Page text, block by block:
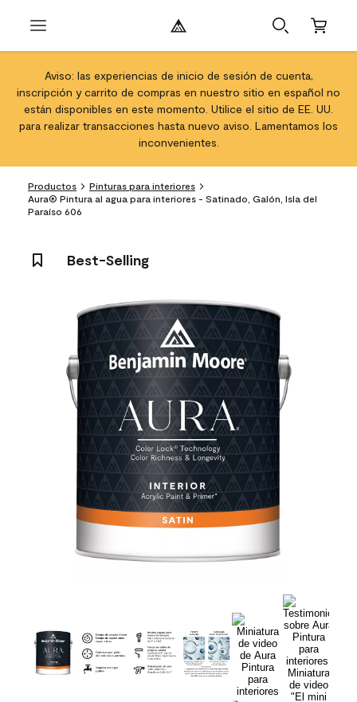
Aviso: las experiencias de inicio de sesión de cuenta,
inscripción y carrito de compras en nuestro sitio en español no
están disponibles en este momento. Utilice el sitio de EE. UU.
para realizar transacciones hasta nuevo aviso. Lamentamos los
inconvenientes.
Productos
Pinturas para interiores
Aura® Pintura al agua para interiores - Satinado, Galón, Isla del
Paraíso 606
Best-Selling